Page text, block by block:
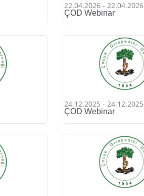
22.04.2026 - 22.04.2026
ÇOD Webinar
24.12.2025 - 24.12.2025
ÇOD Webinar